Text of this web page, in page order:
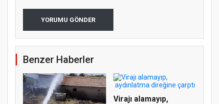
YORUMU GÖNDER
Benzer Haberler
Virajı alamayıp,